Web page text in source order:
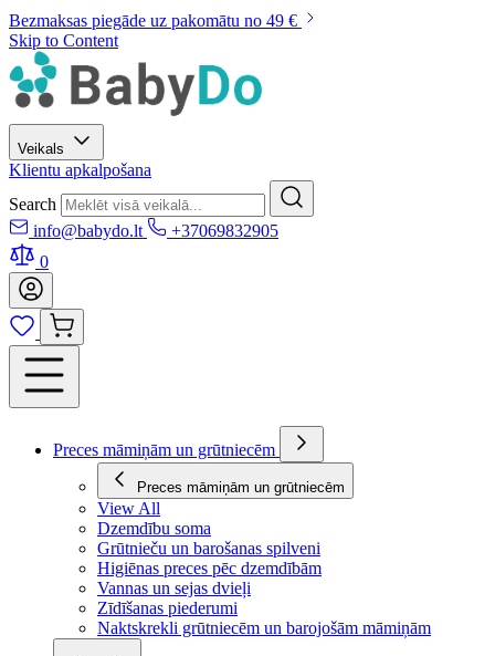
Bezmaksas piegāde uz pakomātu no 49 €
Skip to Content
Veikals
Klientu apkalpošana
Search
info@babydo.lt
+37069832905
0
Preces māmiņām un grūtniecēm
Preces māmiņām un grūtniecēm
View All
Dzemdību soma
Grūtnieču un barošanas spilveni
Higiēnas preces pēc dzemdībām
Vannas un sejas dvieļi
Zīdīšanas piederumi
Naktskrekli grūtniecēm un barojošām māmiņām